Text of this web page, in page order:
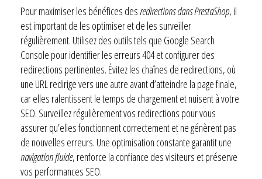
Pour maximiser les bénéfices des redirections dans PrestaShop, il
est important de les optimiser et de les surveiller
régulièrement. Utilisez des outils tels que Google Search
Console pour identifier les erreurs 404 et configurer des
redirections pertinentes. Évitez les chaînes de redirections, où
une URL redirige vers une autre avant d’atteindre la page finale,
car elles ralentissent le temps de chargement et nuisent à votre
SEO. Surveillez régulièrement vos redirections pour vous
assurer qu’elles fonctionnent correctement et ne génèrent pas
de nouvelles erreurs. Une optimisation constante garantit une
navigation fluide, renforce la confiance des visiteurs et préserve
vos performances SEO.